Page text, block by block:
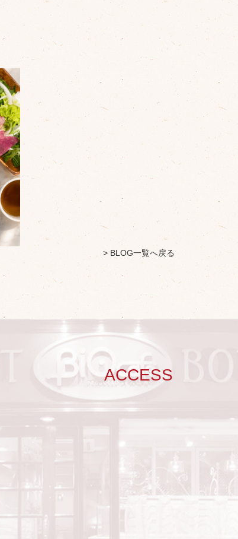
> BLOG一覧へ戻る
ACCESS